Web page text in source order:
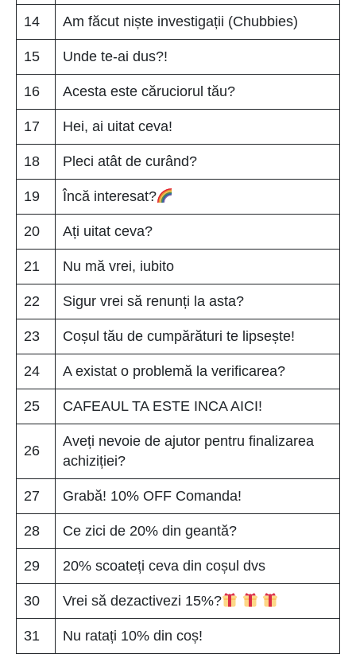
14 Am făcut niște investigații (Chubbies)
15 Unde te-ai dus?!
16 Acesta este căruciorul tău?
17 Hei, ai uitat ceva!
18 Pleci atât de curând?
19 Încă interesat?
20 Ați uitat ceva?
21 Nu mă vrei, iubito
22 Sigur vrei să renunți la asta?
23 Coșul tău de cumpărături te lipsește!
24 A existat o problemă la verificarea?
25 CAFEAUL TA ESTE INCA AICI!
26
Aveți nevoie de ajutor pentru finalizarea
achiziției?
27 Grabă! 10% OFF Comanda!
28 Ce zici de 20% din geantă?
29 20% scoateți ceva din coșul dvs
30 Vrei să dezactivezi 15%?
31 Nu ratați 10% din coș!